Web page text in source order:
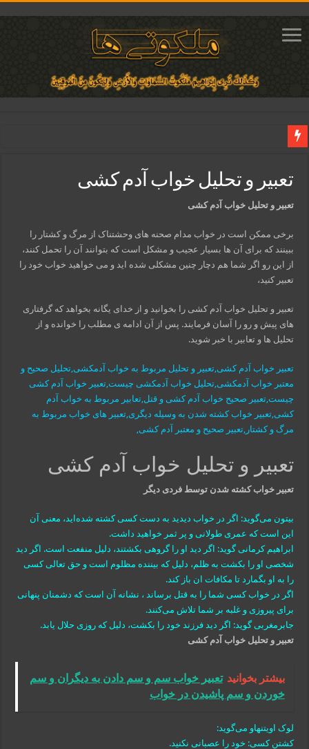
ختم آیات ۲ و ۳ سوره طلاق برای افزایش رزق و روزی | روش ختم، متن آیات و فضیلت
آیات قرآنی برای استجابت دعا و آسان شدن کارها و برآورده شدن حاجت
دعای افزایش رزق و روزی و ثروتمند شدن | متن دعا و اذکار مجرب
تعبیر و تحلیل خواب آدم کشی
تعبیر و تحلیل خواب آدم کشی
برخی ممکن است در خواب مدام صحنه های وحشتناک از مرگ و کشتار را
ببینند که برای آن ها بسیار عجیب و مشکل است که بتوانند آن را تحمل کنند،
از این رو اگر شما هم دچار چنین مشکلی شده اید و می خواهید خواب خود را
تعبیر کنید،
تعبیر و تحلیل خواب آدم کشی را بخوانید و از خدای یگانه بخواهد که گرفتاری
های پیش و رو را آسان فرمایند. پس از آن ادامه ی مطلب را خوانده و از
تحلیل ها و تعابیر با خبر شوید.
تعبیر خواب آدم کشی,تعبیر و تحلیل مربوط به خواب آدمکشی,تحلیل صحیح و
معتبر خواب آدمکشی,تحلیل خواب آدمکشی چیست,تعبیر خواب آدم کشی
چیست,تعبیر صحیح خواب آدم کشی و قتل,تعابیر مربوط به خواب آدم
کشی,تعبیر خواب کشته شدن به وسیله دیگری,تعبیر های خواب مربوط به
مرگ و کشتار,تعبیر صحیح و معتبر آدم کشی,
تعبیر و تحلیل خواب آدم کشی
تعبیر خواب کشته شدن توسط فردی دیگر
بيتون مى‌گويد: اگر در خواب ديديد به دست كسى كشته شده‌ايد، معنى آن
اين است كه عمرى طولانى و پر ثمر خواهيد داشت.
ابراهیم کرمانی گوید: اگر دید او را گروهی بکشتند، دلیل منفعت است. اگر دید
شخصی او را بکشت به ظلم، دلیل که بیننده مظلوم است و حق تعالی کسی
را به او بگمارد تا مکافات ان باز کند.
اگر در خواب کسی شما را به قتل برساند ، نشانه آن است که دشمنان پنهانی
برای پیروزی و غلبه بر شما تلاش می‌کنند.
جابرمغربی گوید: اگر دید فرزند خود را بکشت، دلیل که روزی حلال یابد.
تعبیر و تحلیل خواب آدم کشی
بیشتر بخوانید تعبیر خواب سم و سم دادن به دیگران و سم
خوردن و سم پاشیدن در خواب
لوک اویتنهاو می‌گوید:
کشتن کسی: خود را عصبانی نکنید.